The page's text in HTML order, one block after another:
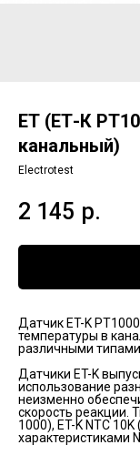
ЕТ (ЕТ-К
канальный)
Electrotest
2 145 р.
Датчик ET-K
температуры в
различными
Датчики ET-K
использование
неизменно
скорость реакции.
1000), ET-K NTC
характеристиками